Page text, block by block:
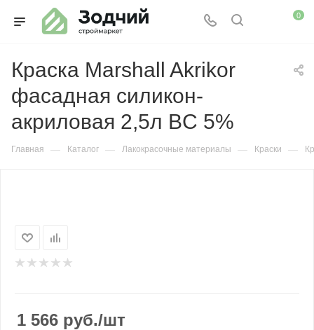
0
Краска Marshall Akrikor
фасадная силикон-
акриловая 2,5л BC 5%
Главная — Каталог — Лакокрасочные материалы — Краски —
1 566 руб./шт